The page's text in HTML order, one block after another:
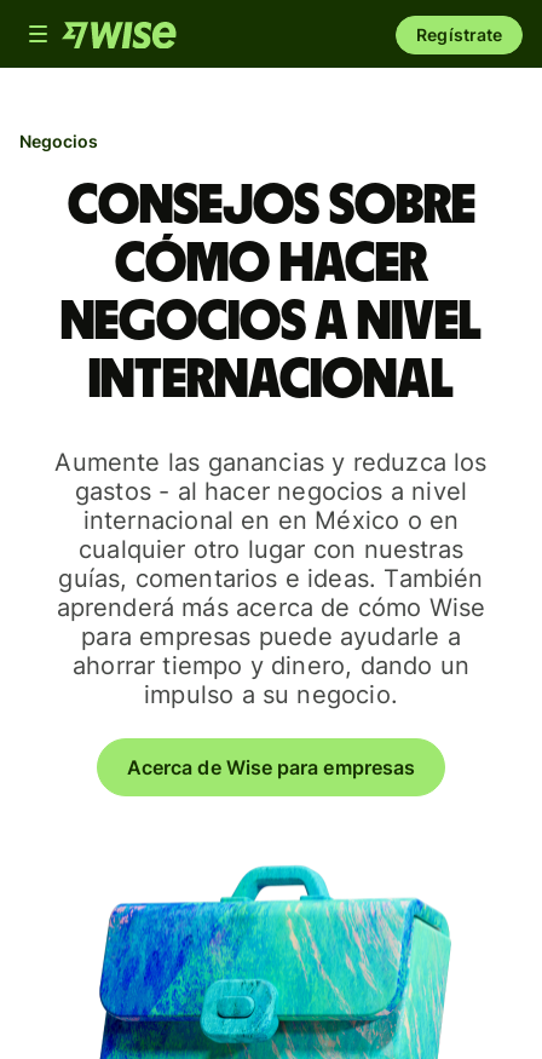
Toggle
navigation
Regístrate
Negocios
Consejos sobre
cómo hacer
negocios a nivel
internacional
Aumente las ganancias y reduzca los
gastos - al hacer negocios a nivel
internacional en en México o ​​en
cualquier otro lugar con nuestras
guías, comentarios e ideas. También
aprenderá más acerca de cómo Wise
para empresas puede ayudarle a
ahorrar tiempo y dinero, dando un
impulso a su negocio.
Acerca de Wise para empresas